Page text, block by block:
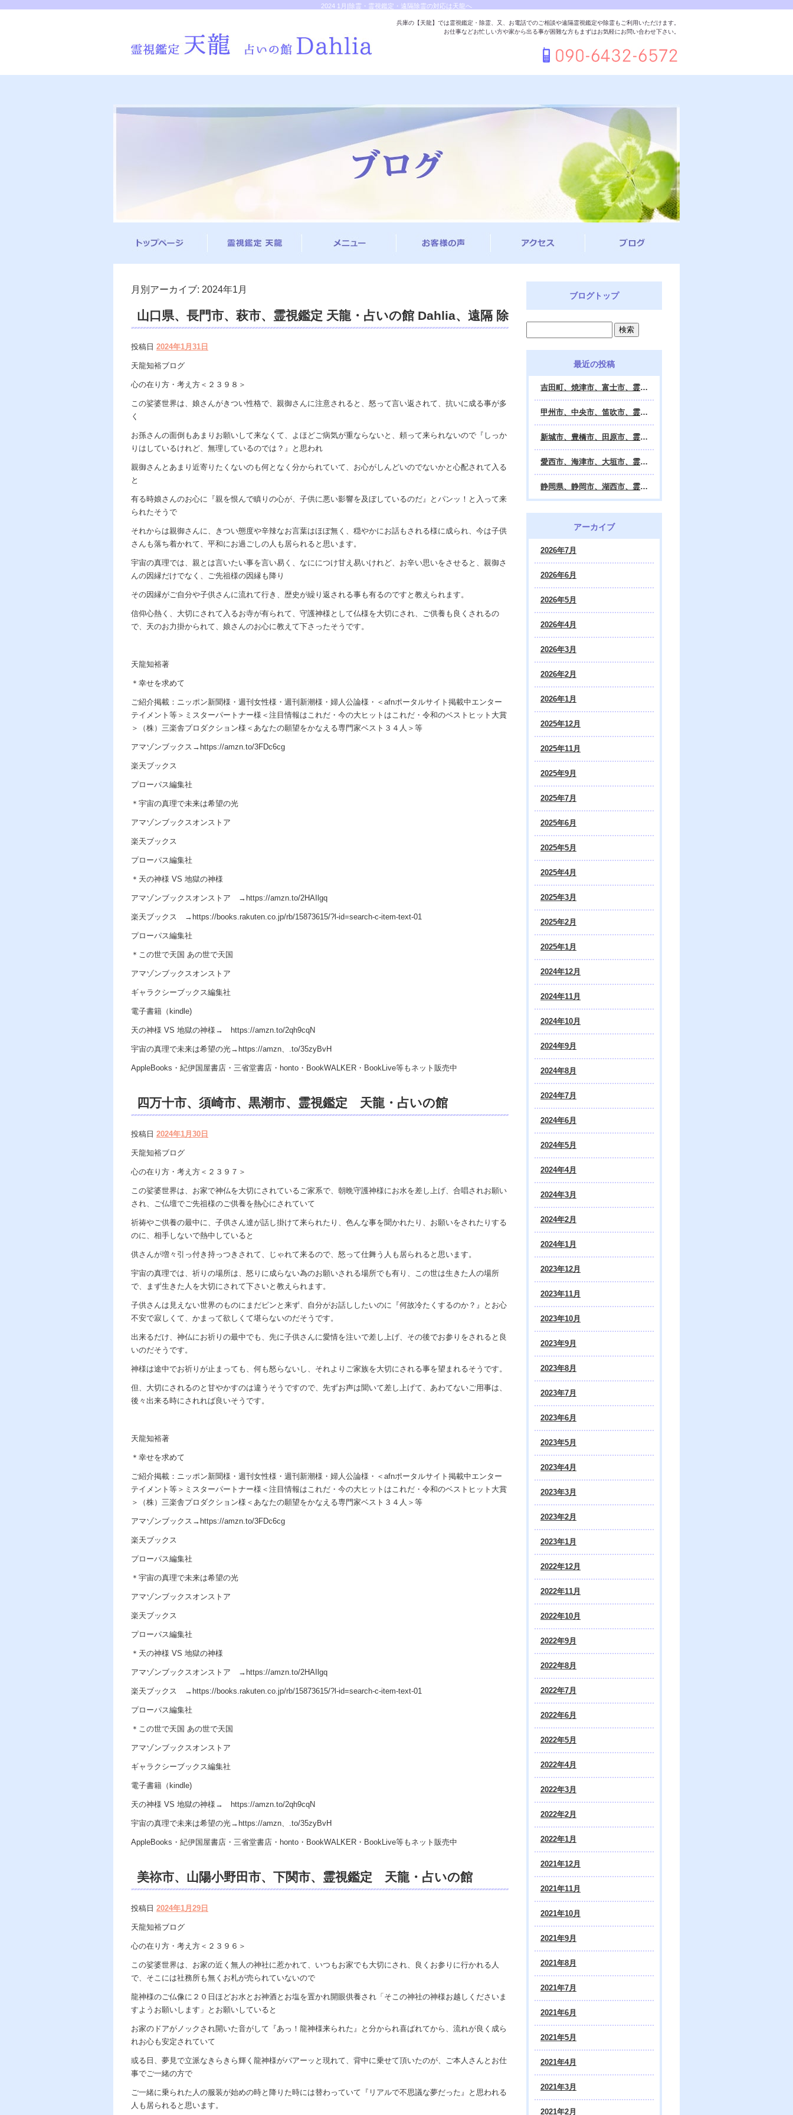
2024 1月|除霊・霊視鑑定・遠隔除霊の対応は天龍へ
兵庫の【天龍】では霊視鑑定・除霊、又、お電話でのご相談や遠隔霊視鑑定や除霊もご利用いただけます。
お仕事などお忙しい方や家から出る事が困難な方もまずはお気軽にお問い合わせ下さい。
月別アーカイブ: 2024年1月
山口県、長門市、萩市、霊視鑑定 天龍・占いの館 Dahlia、遠隔 除
力者、霊媒師、電話鑑定、オンライン、天龍知裕著、幸せを求め
て、天の神様 VS 地獄の神様、宇宙の真理で未来は希望の光、こ
投稿日 2024年1月31日
天龍知裕ブログ
心の在り方・考え方＜２３９８＞
この娑婆世界は、娘さんがきつい性格で、親御さんに注意されると、怒って言い返されて、抗いに成る事が多
く
お孫さんの面倒もあまりお願いして来なくて、よほどご病気が重ならないと、頼って来られないので『しっか
りはしているけれど、無理しているのでは？』と思われ
親御さんとあまり近寄りたくないのも何となく分かられていて、お心がしんどいのでないかと心配されて入る
と
有る時娘さんのお心に『親を恨んで瞋りの心が、子供に悪い影響を及ぼしているのだ』とパンッ！と入って来
られたそうで
それからは親御さんに、きつい態度や辛辣なお言葉はほぼ無く、穏やかにお話もされる様に成られ、今は子供
さんも落ち着かれて、平和にお過ごしの人も居られると思います。
宇宙の真理では、親とは言いたい事を言い易く、なににつけ甘え易いけれど、お辛い思いをさせると、親御さ
んの因縁だけでなく、ご先祖様の因縁も降り
その因縁がご自分や子供さんに流れて行き、歴史が繰り返される事も有るのですと教えられます。
信仰心熱く、大切にされて入るお寺が有られて、守護神様として仏様を大切にされ、ご供養も良くされるの
で、天のお力掛かられて、娘さんのお心に教えて下さったそうです。
天龍知裕著
＊幸せを求めて
ご紹介掲載：ニッポン新聞様・週刊女性様・週刊新潮様・婦人公論様・＜afnポータルサイト掲載中エンター
テイメント等＞ミスターパートナー様＜注目情報はこれだ・今の大ヒットはこれだ・令和のベストヒット大賞
＞（株）三楽舎プロダクション様＜あなたの願望をかなえる専門家ベスト３４人＞等
アマゾンブックス→https://amzn.to/3FDc6cg
楽天ブックス
プローパス編集社
＊宇宙の真理で未来は希望の光
アマゾンブックスオンストア
楽天ブックス
プローパス編集社
＊天の神様 VS 地獄の神様
アマゾンブックスオンストア →https://amzn.to/2HAIlgq
楽天ブックス →https://books.rakuten.co.jp/rb/15873615/?l-id=search-c-item-text-01
プローパス編集社
＊この世で天国 あの世で天国
アマゾンブックスオンストア
ギャラクシーブックス編集社
電子書籍（kindle)
天の神様 VS 地獄の神様→ https://amzn.to/2qh9cqN
宇宙の真理で未来は希望の光→https://amzn、.to/35zyBvH
AppleBooks・紀伊国屋書店・三省堂書店・honto・BookWALKER・BookLive等もネット販売中
四万十市、須崎市、黒潮市、霊視鑑定 天龍・占いの館
リング、霊能力者、霊媒師、電話鑑定、オンライン、天龍知裕
著、幸せを求めて、天の神様 VS 地獄の神様、宇宙の真理で未来
は希望の光、この世で天国 あの世で天国、天龍知裕ブログ。
投稿日 2024年1月30日
天龍知裕ブログ
心の在り方・考え方＜２３９７＞
この娑婆世界は、お家で神仏を大切にされているご家系で、朝晩守護神様にお水を差し上げ、合唱されお願い
され、ご仏壇でご先祖様のご供養を熱心にされていて
祈祷やご供養の最中に、子供さん達が話し掛けて来られたり、色んな事を聞かれたり、お願いをされたりする
のに、相手しないで熱中していると
供さんが増々引っ付き持っつきされて、じゃれて来るので、怒って仕舞う人も居られると思います。
宇宙の真理では、祈りの場所は、怒りに成らない為のお願いされる場所でも有り、この世は生きた人の場所
で、まず生きた人を大切にされて下さいと教えられます。
子供さんは見えない世界のものにまだピンと来ず、自分がお話ししたいのに『何故冷たくするのか？』とお心
不安で寂しくて、かまって欲しくて堪らないのだそうです。
出来るだけ、神仏にお祈りの最中でも、先に子供さんに愛情を注いで差し上げ、その後でお参りをされると良
いのだそうです。
神様は途中でお祈りが止まっても、何も怒らないし、それよりご家族を大切にされる事を望まれるそうです。
但、大切にされるのと甘やかすのは違うそうですので、先ずお声は聞いて差し上げて、あわてないご用事は、
後々出来る時にされれば良いそうです。
天龍知裕著
＊幸せを求めて
ご紹介掲載：ニッポン新聞様・週刊女性様・週刊新潮様・婦人公論様・＜afnポータルサイト掲載中エンター
テイメント等＞ミスターパートナー様＜注目情報はこれだ・今の大ヒットはこれだ・令和のベストヒット大賞
＞（株）三楽舎プロダクション様＜あなたの願望をかなえる専門家ベスト３４人＞等
アマゾンブックス→https://amzn.to/3FDc6cg
楽天ブックス
プローパス編集社
＊宇宙の真理で未来は希望の光
アマゾンブックスオンストア
楽天ブックス
プローパス編集社
＊天の神様 VS 地獄の神様
アマゾンブックスオンストア →https://amzn.to/2HAIlgq
楽天ブックス →https://books.rakuten.co.jp/rb/15873615/?l-id=search-c-item-text-01
プローパス編集社
＊この世で天国 あの世で天国
アマゾンブックスオンストア
ギャラクシーブックス編集社
電子書籍（kindle)
天の神様 VS 地獄の神様→ https://amzn.to/2qh9cqN
宇宙の真理で未来は希望の光→https://amzn、.to/35zyBvH
AppleBooks・紀伊国屋書店・三省堂書店・honto・BookWALKER・BookLive等もネット販売中
美祢市、山陽小野田市、下関市、霊視鑑定 天龍・占いの館
ンセリング、ヒーリング、霊能力、霊媒師、霊感師、電話鑑定、
オンライン、天龍知裕著、幸せを求めて、天の神様 VS 地獄の神
様、宇宙の真理で未来は希望の光、この世で天国 あの世で天国、
天龍知裕ブログ。
投稿日 2024年1月29日
天龍知裕ブログ
心の在り方・考え方＜２３９６＞
この娑婆世界は、お家の近く無人の神社に惹かれて、いつもお家でも大切にされ、良くお参りに行かれる人
で、そこには社務所も無くお札が売られていないので
龍神様のご仏像に２０日ほどお水とお神酒とお塩を置かれ開眼供養され「そこの神社の神様お越しくださいま
すようお願いします」とお願いしていると
お家のドアがノックされ開いた音がして『あっ！龍神様来られた』と分かられ喜ばれてから、流れが良く成ら
れお心も安定されていて
或る日、夢見で立派なきらきら輝く龍神様がパアーッと現れて、背中に乗せて頂いたのが、ご本人さんとお仕
事でご一緒の方で
ご一緒に乗られた人の服装が始めの時と降りた時には替わっていて『リアルで不思議な夢だった』と思われる
人も居られると思います。
ブログトップ
最近の投稿
吉田町、焼津市、富士市、霊視鑑定 天龍・占いの館 Dahlia、対面・電話・オンライン鑑定、除霊、霊視鑑定、遠隔 除霊 口コミ、浄霊、交霊、祈祷、御祓い、四柱推命、姓名判断・九星気学・易・タロット・手相・数秘術・動物占い・姓名学・命運鑑定、開運、不安・苦痛・恐怖、悩み相談、スピリチュアルカウンセラー、ヒーリング、霊気治療、霊能力者、霊媒師、天龍知裕著、幸せを求めて、天の神様 VS 地獄の神様、宇宙の真理で未来は希望の光、この世で天国 あの世で天国、天龍知裕ブログ。
甲州市、中央市、笛吹市、霊視鑑定 天龍・占いの館 Dahlia、対面・電話・オンライン鑑定、除霊、霊視鑑定、遠隔 除霊 口コミ、浄霊、交霊、祈祷、御祓い、四柱推命、姓名判断・九星気学・易・タロット・手相・数秘術・動物占い・姓名学・命運鑑定、開運、不安・苦痛・恐怖、悩み相談、スピリチュアルカウンセラー、ヒーリング、霊気治療、霊能力者、霊媒師、天龍知裕著、幸せを求めて、天の神様 VS 地獄の神様、宇宙の真理で未来は希望の光、この世で天国 あの世で天国、天龍知裕ブログ。
新城市、豊橋市、田原市、霊視鑑定 天龍・占いの館 Dahlia、対面・電話・オンライン鑑定、除霊、霊視鑑定、遠隔 除霊 口コミ、浄霊、交霊、祈祷、御祓い、四柱推命、姓名判断・九星気学・易・タロット・手相・数秘術・動物占い・姓名学・命運鑑定、開運、不安・苦痛・恐怖、悩み相談、スピリチュアルカウンセラー、ヒーリング、霊能力者、霊媒師、天龍知裕著、幸せを求めて、天の神様 VS 地獄の神様、宇宙の真理で未来は希望の光、この世で天国 あの世で天国、天龍知裕ブログ。
愛西市、海津市、大垣市、霊視鑑定 天龍・占いの館 Dahlia、対面・電話・オンライン鑑定、遠隔 除霊 口コミ、浄霊、交霊、祈祷、御祓い、四柱推命、姓名判断・九星気学・易・タロット・手相・数秘術・動物占い・姓名学・命運鑑定、開運、不安・苦痛・恐怖、悩み相談、スピリチュアルカウンセラー、ヒーリング、霊能力者、霊媒師、天龍知裕著、幸せを求めて、天の神様 VS 地獄の神様、宇宙の真理で未来は希望の光、この世で天国 あの世で天国、天龍知裕ブログ。
静岡県、静岡市、湖西市、霊視鑑定 天龍・占いの館 Dahlia、対面・電話・オンライン鑑定、除霊、霊視鑑定、遠隔 除霊 口コミ、浄霊、交霊、祈祷、御祓い、四柱推命、姓名判断・九星気学・易・タロット・手相・数秘術・動物占い・姓名学・命運鑑定、開運、不安・苦痛・恐怖、悩み相談、スピリチュアルカウンセラー、ヒーリング、霊気治療、霊能力者、霊媒師、天龍知裕著、幸せを求めて、天の神様 VS 地獄の神様、宇宙の真理で未来は希望の光、この世で天国 あの世で天国、天龍知裕ブログ。
アーカイブ
2026年7月
2026年6月
2026年5月
2026年4月
2026年3月
2026年2月
2026年1月
2025年12月
2025年11月
2025年9月
2025年7月
2025年6月
2025年5月
2025年4月
2025年3月
2025年2月
2025年1月
2024年12月
2024年11月
2024年10月
2024年9月
2024年8月
2024年7月
2024年6月
2024年5月
2024年4月
2024年3月
2024年2月
2024年1月
2023年12月
2023年11月
2023年10月
2023年9月
2023年8月
2023年7月
2023年6月
2023年5月
2023年4月
2023年3月
2023年2月
2023年1月
2022年12月
2022年11月
2022年10月
2022年9月
2022年8月
2022年7月
2022年6月
2022年5月
2022年4月
2022年3月
2022年2月
2022年1月
2021年12月
2021年11月
2021年10月
2021年9月
2021年8月
2021年7月
2021年6月
2021年5月
2021年4月
2021年3月
2021年2月